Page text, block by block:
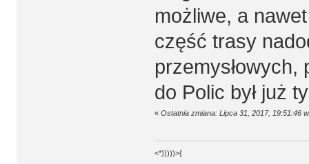
możliwe, a
część trasy
przemysłowych,
do Polic był już
« Ostatnia zmiana: Lipca 31, 2017, 19:51:46
<*)))))>{